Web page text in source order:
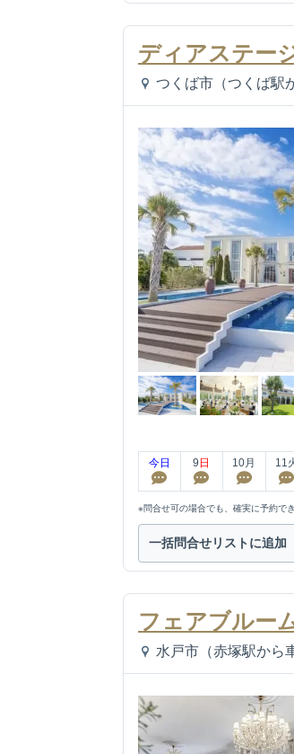
ディアステー
つくば市（つくば駅
今日 9 日 10月 11
※問合せ可の場合でも、確実に予約で
一括問合せリストに追加
フェアブルー
水戸市（赤塚駅から